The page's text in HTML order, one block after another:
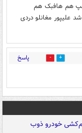
چپ هم هافبک هم
علیپور مغانلو دردی
0 پاسخ